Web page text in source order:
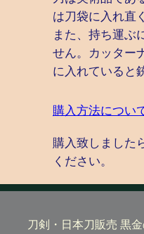
は刀袋に入れ直
また、持ち運ぶ
せん。カッター
に入れていると
購入方法につい
購入致しました
ください。
刀剣・日本刀販売 黒